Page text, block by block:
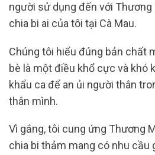
người sử dụng đến với Thương
chia bi ai của tôi tại Cà Mau.
Chúng tôi hiểu đúng bản chất
bè là một điều khổ cực và khó
khẩu ca để an ủi người thân
thân mình.
Vì gắng, tôi cung ứng Thương
chia bi thảm mang có nhu cầu